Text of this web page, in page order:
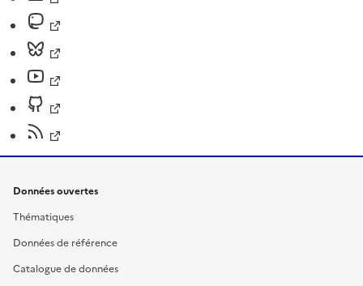
Données ouvertes
Thématiques
Données de référence
Catalogue de données